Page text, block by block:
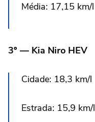
Média: 17,15 km/l
3º — Kia Niro HEV
Cidade: 18,3 km/l
Estrada: 15,9 km/l